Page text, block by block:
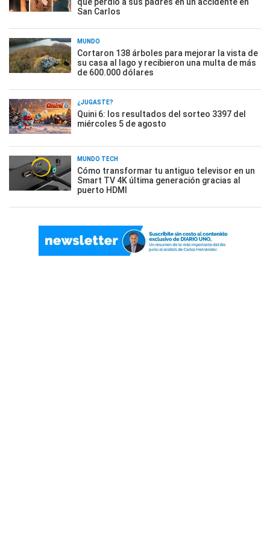
San Carlos
MUNDO
Cortaron 138 árboles para mejorar la vista de
su casa al lago y recibieron una multa de más
de 600.000 dólares
¿JUGASTE?
Quini 6: los resultados del sorteo 3397 del
miércoles 5 de agosto
MUNDO TECH
Cómo transformar tu antiguo televisor en un
Smart TV 4K última generación gracias al
puerto HDMI